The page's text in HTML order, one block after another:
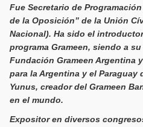
Fue Secretario de
de la Oposición” de la Unión
Nacional). Ha sido el
programa Grameen, siendo a
Fundación Grameen Argentina
para la Argentina y el Paraguay
Yunus, creador del Grameen
en el mundo.
Expositor en diversos